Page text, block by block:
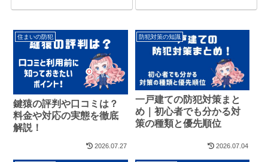
住まいの防犯
鍵猿の評判や口コミは？
料金や対応の実態を徹底
解説！
2026.07.27
防犯対策の知識
一戸建ての防犯対策まと
め｜初心者でも分かる対
策の種類と優先順位
2026.07.04